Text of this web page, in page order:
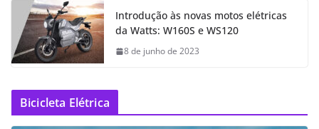
Introdução às novas motos elétricas
da Watts: W160S e WS120
8 de junho de 2023
Bicicleta Elétrica